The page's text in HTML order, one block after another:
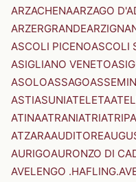
ARZACHENAARZAGO
ARZERGRANDE
ASCOLI PICENOASCOLI
ASIGLIANO VENETO
ASOLOASSAGO
ASTIASUNIATELETA
ATINAATRANIATRI
ATZARAAUDITORE
AURIGOAURONZO DI
AVELENGO .HAFLING.